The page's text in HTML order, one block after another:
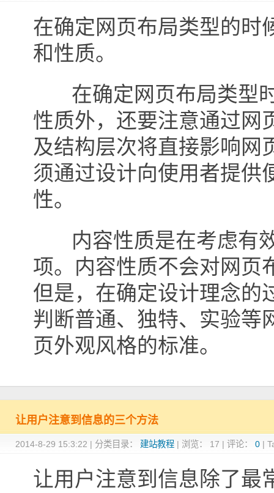
在确定网页布局类型的时
和性质。
在确定网页布局类型时
性质外，还要注意通过网
及结构层次将直接影响网
须通过设计向使用者提供
性。
内容性质是在考虑有效
项。内容性质不会对网页
但是，在确定设计理念的
判断普通、独特、实验等
页外观风格的标准。
让用户注意到信息的三个方法
2014-8-29 15:3:22 | 分类目录： 建站教程 | 浏览： 17 | 评论： 0 |
让用户注意到信息除了最